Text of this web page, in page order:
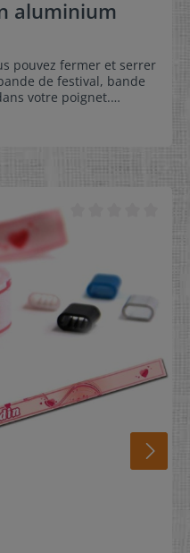
aluminium
pouvez fermer et serrer
de festival, bande
votre poignet.
pas transmissible à
le poignet. L’arrêt en
être pincé sur le
fixe et il ne peut
/ le bracelet de
aux autres
dans nos
plastique ce pour
d’une pince.
plomb / poignée en